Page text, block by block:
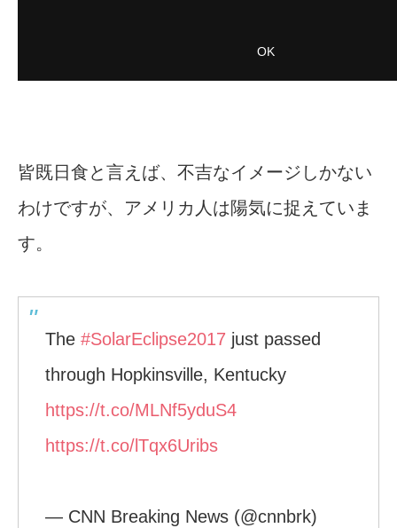
皆既日食と言えば、不吉なイメージしかない
わけですが、アメリカ人は陽気に捉えていま
す。
The #SolarEclipse2017 just passed
through Hopkinsville, Kentucky
https://t.co/MLNf5yduS4
https://t.co/lTqx6Uribs
— CNN Breaking News (@cnnbrk)